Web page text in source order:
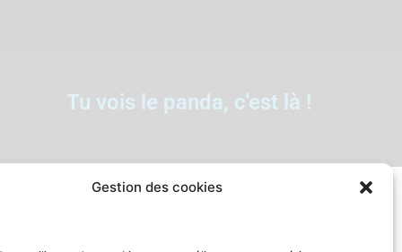
Gestion des cookies
Tu vois le panda, c'est là !